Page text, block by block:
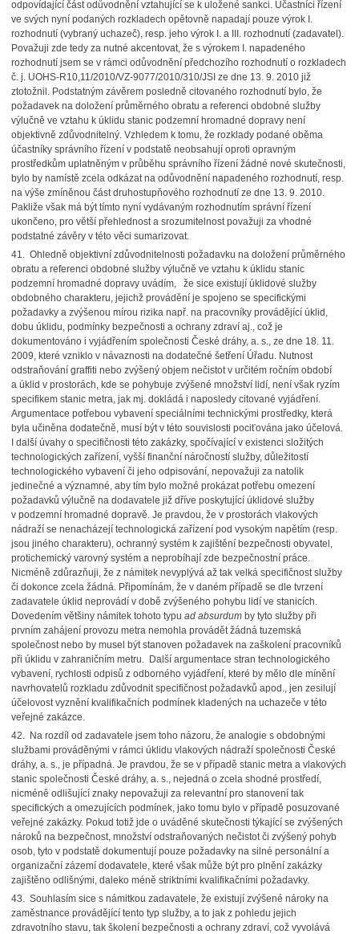
odpovídající část odůvodnění vztahující se k uložené sankci. Účastníci řízení
ve svých nyní podaných rozkladech opětovně napadají pouze výrok I.
rozhodnutí (vybraný uchazeč), resp. jeho výrok I. a III. rozhodnutí (zadavatel).
Považuji zde tedy za nutné akcentovat, že s výrokem I. napadeného
rozhodnutí jsem se v rámci odůvodnění předchozího rozhodnutí o rozkladech
č. j. UOHS-R10,11/2010/VZ-9077/2010/310/JSI ze dne 13. 9. 2010 již
ztotožnil. Podstatným závěrem posledně citovaného rozhodnutí bylo, že
požadavek na doložení průměrného obratu a referenci obdobné služby
výlučně ve vztahu k úklidu stanic podzemní hromadné dopravy není
objektivně zdůvodnitelný. Vzhledem k tomu, že rozklady podané oběma
účastníky správního řízení v podstatě neobsahují oproti opravným
prostředkům uplatněným v průběhu správního řízení žádné nové skutečnosti,
bylo by namístě zcela odkázat na odůvodnění napadeného rozhodnutí, resp.
na výše zmíněnou část druhostupňového rozhodnutí ze dne 13. 9. 2010.
Pakliže však má být tímto nyní vydávaným rozhodnutím správní řízení
ukončeno, pro větší přehlednost a srozumitelnost považuji za vhodné
podstatné závěry v této věci sumarizovat.
41. Ohledně objektivní zdůvodnitelnosti požadavku na doložení průměrného
obratu a referenci obdobné služby výlučně ve vztahu k úklidu stanic
podzemní hromadné dopravy uvádím, že sice existují úklidové služby
obdobného charakteru, jejichž provádění je spojeno se specifickými
požadavky a zvýšenou mírou rizika např. na pracovníky provádějící úklid,
dobu úklidu, podmínky bezpečnosti a ochrany zdraví aj., což je
dokumentováno i vyjádřením společnosti České dráhy, a. s., ze dne 18. 11.
2009, které vzniklo v návaznosti na dodatečné šetření Úřadu. Nutnost
odstraňování graffiti nebo zvýšený objem nečistot v určitém ročním období
a úklid v prostorách, kde se pohybuje zvýšené množství lidí, není však ryzím
specifikem stanic metra, jak mj. dokládá i naposledy citované vyjádření.
Argumentace potřebou vybavení speciálními technickými prostředky, která
byla učiněna dodatečně, musí být v této souvislosti pociťována jako účelová.
I další úvahy o specifičnosti této zakázky, spočívající v existenci složitých
technologických zařízení, vyšší finanční náročností služby, důležitostí
technologického vybavení či jeho odpisování, nepovažuji za natolik
jedinečné a významné, aby tím bylo možné prokázat potřebu omezení
požadavků výlučně na dodavatele již dříve poskytující úklidové služby
v podzemní hromadné dopravě. Je pravdou, že v prostorách vlakových
nádraží se nenacházejí technologická zařízení pod vysokým napětím (resp.
jsou jiného charakteru), ochranný systém k zajištění bezpečnosti obyvatel,
protichemický varovný systém a neprobíhají zde bezpečnostní práce.
Nicméně zdůrazňuji, že z námitek nevyplývá až tak velká specifičnost služby
či dokonce zcela žádná. Připomínám, že v daném případě se dle tvrzení
zadavatele úklid neprovádí v době zvýšeného pohybu lidí ve stanicích.
Dovedením většiny námitek tohoto typu ad absurdum by tyto služby při
prvním zahájení provozu metra nemohla provádět žádná tuzemská
společnost nebo by musel být stanoven požadavek na zaškolení pracovníků
při úklidu v zahraničním metru. Další argumentace stran technologického
vybavení, rychlosti odpisů z odborného vyjádření, které by mělo dle mínění
navrhovatelů rozkladu zdůvodnit specifičnost požadavků apod., jen zesilují
účelovost vyznění kvalifikačních podmínek kladených na uchazeče v této
veřejné zakázce.
42. Na rozdíl od zadavatele jsem toho názoru, že analogie s obdobnými
službami prováděnými v rámci úklidu vlakových nádraží společnosti České
dráhy, a. s., je případná. Je pravdou, že se v případě stanic metra a vlakových
stanic společnosti České dráhy, a. s., nejedná o zcela shodné prostředí,
nicméně odlišující znaky nepovažuji za relevantní pro stanovení tak
specifických a omezujících podmínek, jako tomu bylo v případě posuzované
veřejné zakázky. Pokud totiž jde o uváděné skutečnosti týkající se zvýšených
nároků na bezpečnost, množství odstraňovaných nečistot či zvýšený pohyb
osob, tyto v podstatě dokumentují pouze požadavky na silné personální a
organizační zázemí dodavatele, které však může být pro plnění zakázky
zajištěno odlišnými, daleko méně striktními kvalifikačními požadavky.
43. Souhlasím sice s námitkou zadavatele, že existují zvýšené nároky na
zaměstnance provádějící tento typ služby, a to jak z pohledu jejich
zdravotního stavu, tak školení bezpečnosti a ochrany zdraví, což vyvolává